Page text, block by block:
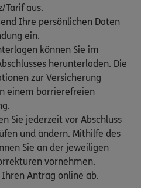
Tarif aus.
Ihre persönlichen Daten
ein.
können Sie im
herunterladen. Die
zur Versicherung
einem barrierefreien
Sie jederzeit vor Abschluss
und ändern. Mithilfe des
Sie an der jeweiligen
vornehmen.
Ihren Antrag online ab.